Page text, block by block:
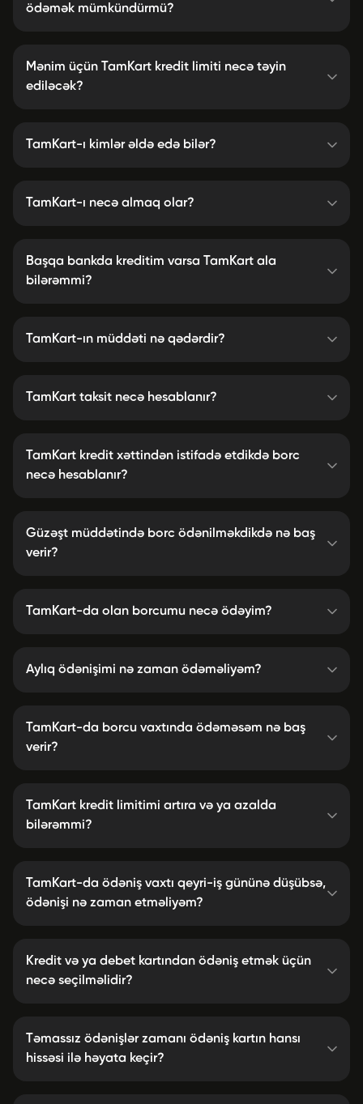
ödəmək mümkündürmü?
Mənim üçün TamKart kredit limiti necə təyin
ediləcək?
TamKart-ı kimlər əldə edə bilər?
TamKart-ı necə almaq olar?
Başqa bankda kreditim varsa TamKart ala
bilərəmmi?
TamKart-ın müddəti nə qədərdir?
TamKart taksit necə hesablanır?
TamKart kredit xəttindən istifadə etdikdə borc
necə hesablanır?
Güzəşt müddətində borc ödənilməkdikdə nə baş
verir?
TamKart-da olan borcumu necə ödəyim?
Aylıq ödənişimi nə zaman ödəməliyəm?
TamKart-da borcu vaxtında ödəməsəm nə baş
verir?
TamKart kredit limitimi artıra və ya azalda
bilərəmmi?
TamKart-da ödəniş vaxtı qeyri-iş gününə düşübsə,
ödənişi nə zaman etməliyəm?
Kredit və ya debet kartından ödəniş etmək üçün
necə seçilməlidir?
Təmassız ödənişlər zamanı ödəniş kartın hansı
hissəsi ilə həyata keçir?